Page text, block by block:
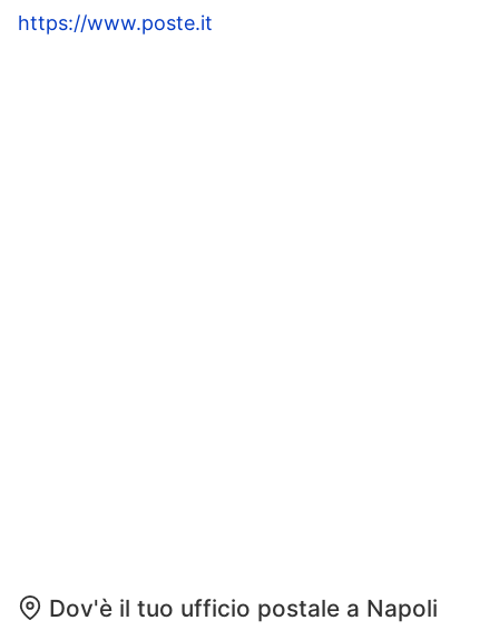
https://www.poste.it
Dov'è il tuo ufficio postale a Napoli